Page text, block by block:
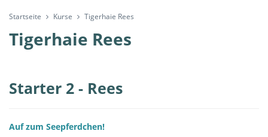
Startseite Kurse Tigerhaie Rees
Tigerhaie Rees
Starter 2 - Rees
Auf zum Seepferdchen!